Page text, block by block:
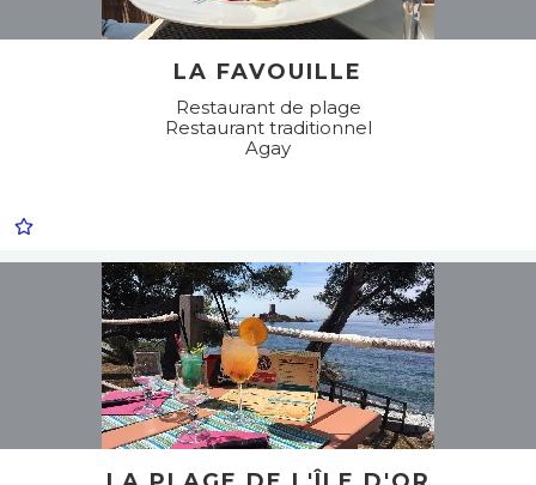
LA FAVOUILLE
Restaurant de plage
Restaurant traditionnel
Agay